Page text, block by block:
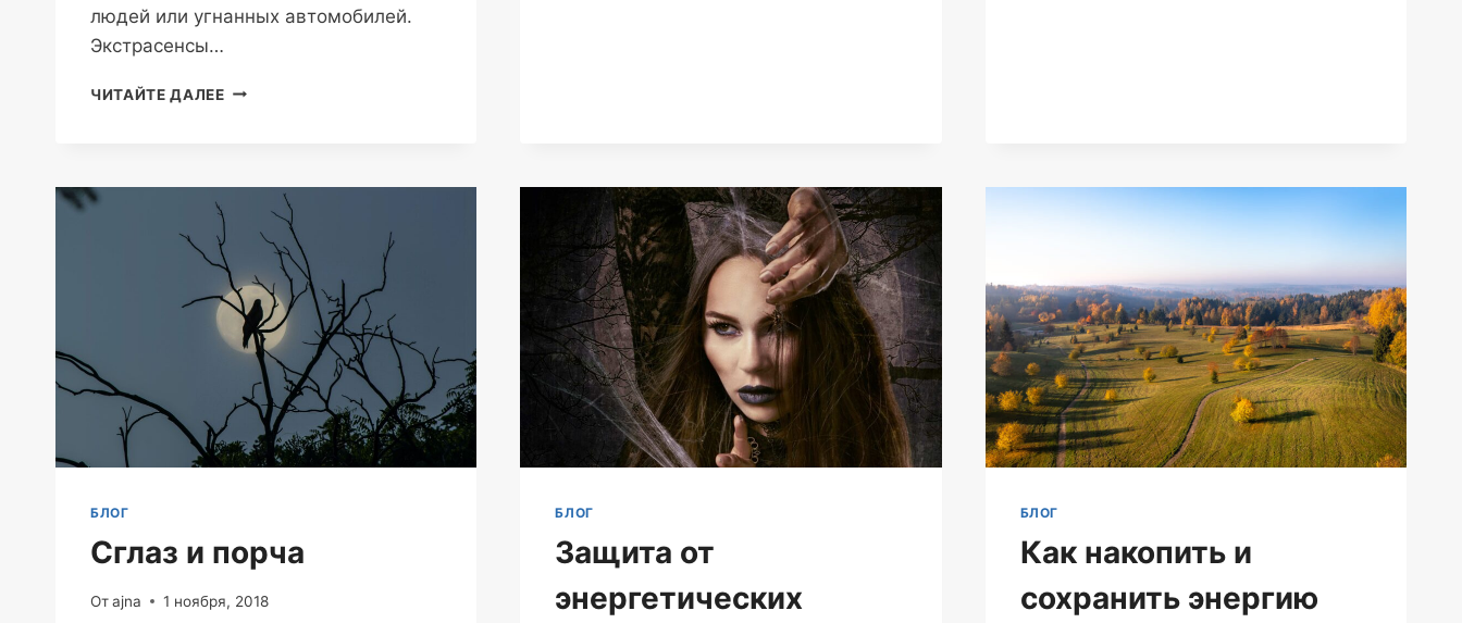
людей или угнанных автомобилей.
Экстрасенсы…
ЧИТАЙТЕ ДАЛЕЕЭКСТРАСЕНСОРНЫЕ
БЛОГ
Сглаз и порча
Отajna 1 ноября, 2018
БЛОГ
Защита от
энергетических
БЛОГ
Как накопить и
сохранить энергию